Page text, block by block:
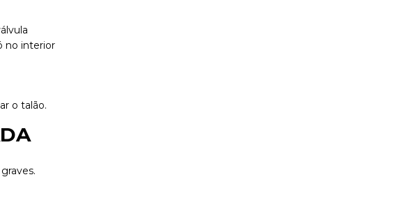
no interior
o talão.